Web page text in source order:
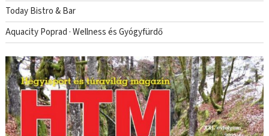
Today Bistro & Bar
Aquacity Poprad · Wellness és Gyógyfürdő